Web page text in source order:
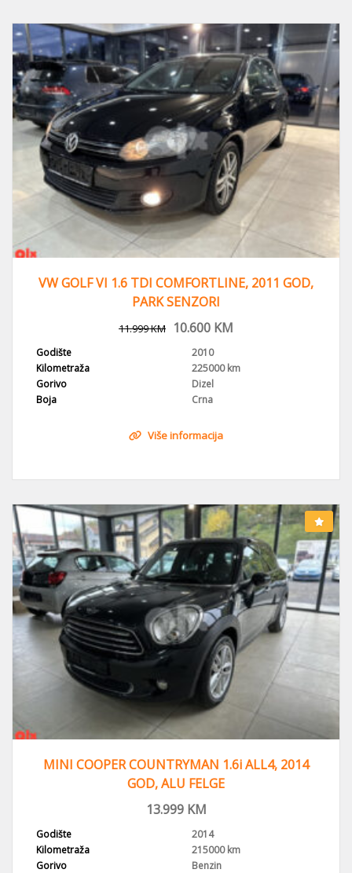
VW GOLF VI 1.6 TDI COMFORTLINE, 2011 GOD,
PARK SENZORI
11.999KM 10.600 KM
Godište
2010
Kilometraža
225000 km
Gorivo
Dizel
Boja
Crna
Više informacija
MINI COOPER COUNTRYMAN 1.6i ALL4, 2014
GOD, ALU FELGE
13.999KM
Godište
2014
Kilometraža
215000 km
Gorivo
Benzin